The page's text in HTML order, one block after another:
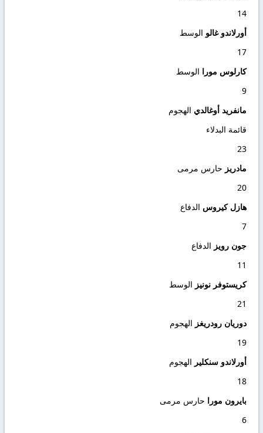
14
أورلاندو غالو الوسط
17
كارلوس مورا الوسط
9
مانفريد أوغالدي الهجوم
قائمة البدلاء
23
مادريز حارس مرمى
20
هازل كيروس الدفاع
7
جون رويز الدفاع
11
كريستوفر نونيز الوسط
21
دوريان رودريغز الهجوم
19
أورلاندو سنكلير الهجوم
18
بايرون مورا حارس مرمى
6